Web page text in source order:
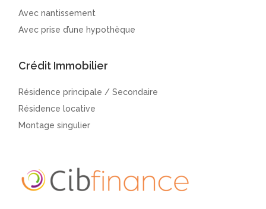
Avec nantissement
Avec prise d’une hypothèque
Crédit Immobilier
Résidence principale / Secondaire
Résidence locative
Montage singulier